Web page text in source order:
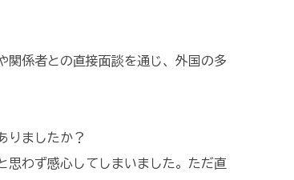
係者との直接面談を通じ、外国の多
りましたか？
わず感心してしまいました。ただ直